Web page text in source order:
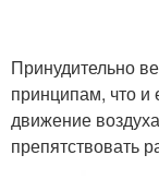
Принудительно
принципам, что и
движение
препятствовать